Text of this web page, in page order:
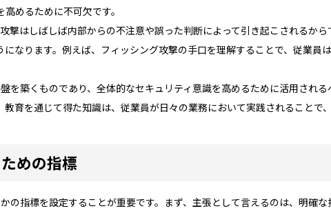
めるために不可欠です。
撃はしばしば内部からの不注意や誤った判断によって引き起こされるか
なります。例えば、フィッシング攻撃の手口を理解することで、従業員
を築くものであり、全体的なセキュリティ意識を高めるために活用され
育を通じて得た知識は、従業員が日々の業務において実践されることで
めの指標
の指標を設定することが重要です。まず、主張として言えるのは、明確